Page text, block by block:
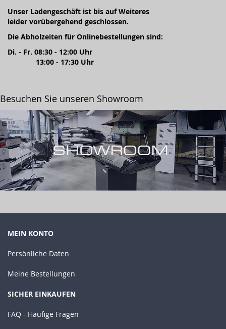
Unser Ladengeschäft ist bis auf Weiteres
leider vorübergehend geschlossen.
Die Abholzeiten für Onlinebestellungen sind:
Di. - Fr. 08:30 - 12:00 Uhr
13:00 - 17:30 Uhr
Besuchen Sie unseren Showroom
MEIN KONTO
Persönliche Daten
Meine Bestellungen
SICHER EINKAUFEN
FAQ - Häufige Fragen